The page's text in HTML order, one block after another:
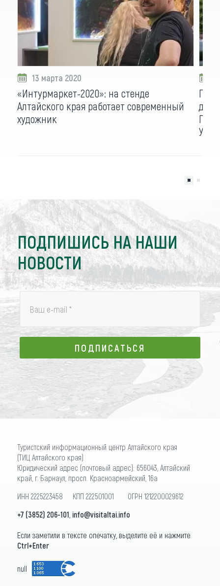
13 марта 2020
«Интурмаркет-2020»: на стенде
Алтайского края работает современный
художник
ПОДПИШИСЬ НА НАШИ
НОВОСТИ
Ваш e-mail *
ПОДПИСАТЬСЯ
ПОДПИСАТЬСЯ
Туристский информационный центр Алтайского края
(ТИЦ Алтайского края)
Юридический адрес (почтовый адрес): 656043, Алтайский
край, г. Барнаул, просп. Красноармейский, 16а
ИНН 2225223458 КПП 222501001 ОГРН 1212200029612
+7 (3852) 206-101 info@visitaltai.info
Если заметили в тексте опечатку, выделите её и нажмите
Ctrl+Enter
null